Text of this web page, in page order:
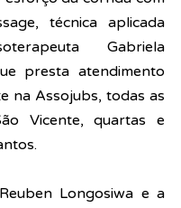
técnica aplicada
Gabriela
presta atendimento
na Assojubs, todas as
Vicente, quartas e
Longosiwa e a